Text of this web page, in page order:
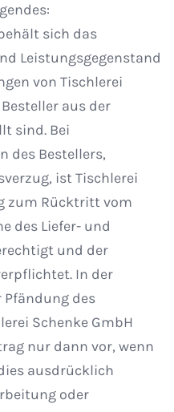
sich das
Leistungsgegenstand
von Tischlerei
aus der
sind. Bei
des Bestellers,
ist Tischlerei
zum Rücktritt vom
des Liefer- und
und der
In der
des
Schenke GmbH
nur dann vor, wenn
ausdrücklich
oder